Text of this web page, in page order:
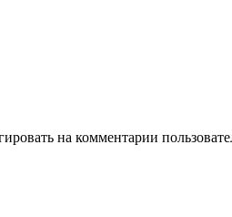
на комментарии